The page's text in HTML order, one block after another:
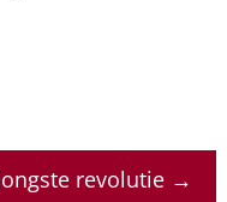
revolutie →